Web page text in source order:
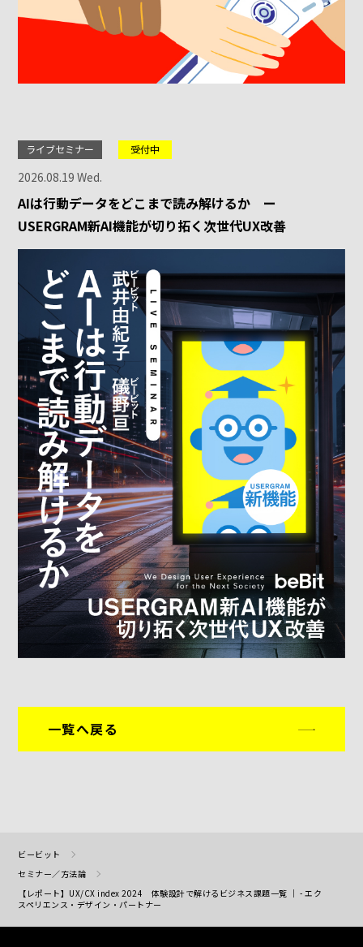
ライブセミナー 受付中
2026.08.19 Wed.
AIは行動データをどこまで読み解けるか ー
USERGRAM新AI機能が切り拓く次世代UX改善
一覧へ戻る
ビービット
セミナー／方法論
【レポート】UX/CX index 2024 体験設計で解けるビジネス課題一覧 ｜ - エク
スペリエンス・デザイン・パートナー